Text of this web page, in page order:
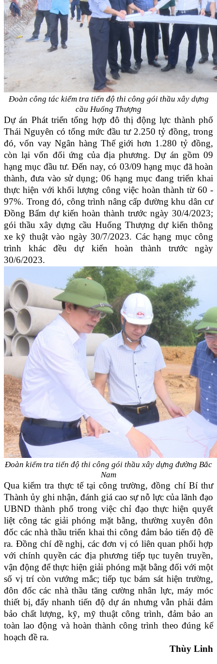
Đoàn công tác kiểm tra tiến độ thi công gói thầu xây dựng
cầu Huống Thượng
Dự án Phát triển tổng hợp đô thị động lực thành phố
Thái Nguyên có tổng mức đầu tư 2.250 tỷ đồng, trong
đó, vốn vay Ngân hàng Thế giới hơn 1.280 tỷ đồng,
còn lại vốn đối ứng của địa phương. Dự án gồm 09
hạng mục đầu tư. Đến nay, có 03/09 hạng mục đã hoàn
thành, đưa vào sử dụng; 06 hạng mục đang triển khai
thực hiện với khối lượng công việc hoàn thành từ 60 -
97%. Trong đó, công trình nâng cấp đường khu dân cư
Đồng Bẩm dự kiến hoàn thành trước ngày 30/4/2023;
gói thầu xây dựng cầu Huống Thượng dự kiến thông
xe kỹ thuật vào ngày 30/7/2023. Các hạng mục công
trình khác đều dự kiến hoàn thành trước ngày
30/6/2023.
Đoàn kiểm tra tiến độ thi công gói thầu xây dựng đường Bắc
Nam
Qua kiểm tra thực tế tại công trường, đồng chí Bí thư
Thành ủy ghi nhận, đánh giá cao sự nỗ lực của lãnh đạo
UBND thành phố trong việc chỉ đạo thực hiện quyết
liệt công tác giải phóng mặt bằng, thường xuyên đôn
đốc các nhà thầu triển khai thi công đảm bảo tiến độ đề
ra. Đồng chí đề nghị, các đơn vị có liên quan phối hợp
với chính quyền các địa phương tiếp tục tuyên truyền,
vận động để thực hiện giải phóng mặt bằng đối với một
số vị trí còn vướng mắc; tiếp tục bám sát hiện trường,
đôn đốc các nhà thầu tăng cường nhân lực, máy móc
thiết bị, đẩy nhanh tiến độ dự án nhưng vẫn phải đảm
bảo chất lượng, kỹ, mỹ thuật công trình, đảm bảo an
toàn lao động và hoàn thành công trình theo đúng kế
hoạch đề ra.
Thùy Linh